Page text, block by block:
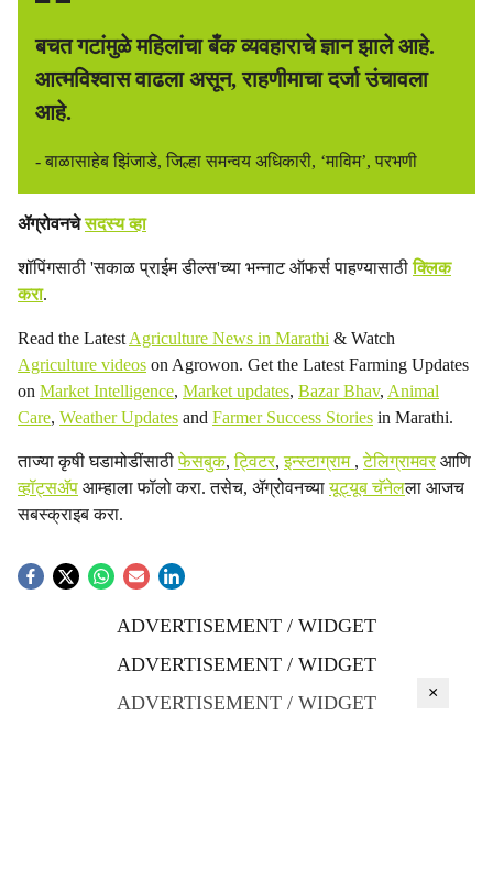
बचत गटांमुळे महिलांचा बँक व्यवहाराचे ज्ञान झाले आहे.
आत्मविश्‍वास वाढला असून, राहणीमाचा दर्जा उंचावला
आहे.
- बाळासाहेब झिंजाडे, जिल्हा समन्वय अधिकारी, ‘माविम’, परभणी
ॲग्रोवनचेसदस्य व्हा
शॉपिंगसाठी 'सकाळ प्राईम डील्स'च्या भन्नाट ऑफर्स पाहण्यासाठीक्लिक
करा.
Read the Latest Agriculture News in Marathi & Watch
Agriculture videos on Agrowon. Get the Latest Farming Updates
on Market Intelligence, Market updates, Bazar Bhav, Animal
Care, Weather Updates and Farmer Success Stories in Marathi.
ताज्या कृषी घडामोडींसाठीफेसबुक,ट्विटर,इन्स्टाग्राम ,टेलिग्रामवरआणि
व्हॉट्सॲप आम्हाला फॉलो करा. तसेच, ॲग्रोवनच्यायूट्यूब चॅनेलला आजच
सबस्क्राइब करा.
ADVERTISEMENT / WIDGET
ADVERTISEMENT / WIDGET
ADVERTISEMENT / WIDGET
×